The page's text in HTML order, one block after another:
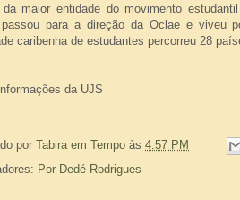
da maior entidade do movimento
para a direção da Oclae e viveu
caribenha de estudantes percorreu 28
da UJS
por Tabira em Tempo às 4:57 PM
Por Dedé Rodrigues